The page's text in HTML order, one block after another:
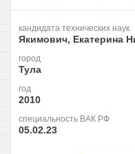
кандидата технических наук
Якимович, Екатерина
город
Тула
год
2010
специальность ВАК РФ
05.02.23